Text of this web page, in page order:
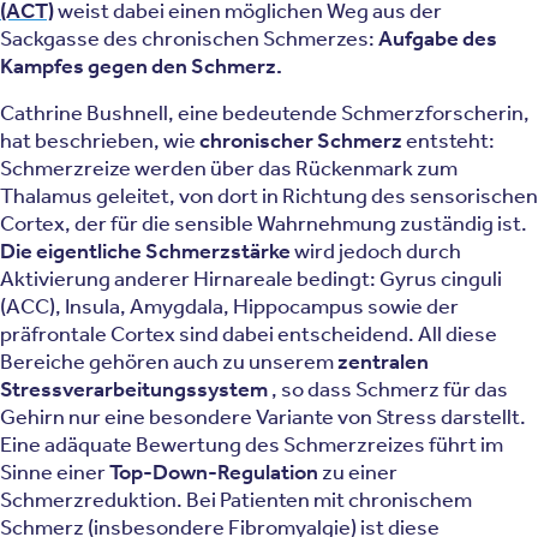
(ACT)weist dabei einen möglichen Weg aus der
Sackgasse des chronischen Schmerzes:Aufgabe des
Kampfes gegen den Schmerz.
Cathrine Bushnell, eine bedeutende Schmerzforscherin,
hat beschrieben, wiechronischer Schmerzentsteht:
Schmerzreize werden über das Rückenmark zum
Thalamus geleitet, von dort in Richtung des sensorischen
Cortex, der für die sensible Wahrnehmung zuständig ist.
Die eigentliche Schmerzstärkewird jedoch durch
Aktivierung anderer Hirnareale bedingt: Gyrus cinguli
(ACC), Insula, Amygdala, Hippocampus sowie der
präfrontale Cortex sind dabei entscheidend. All diese
Bereiche gehören auch zu unseremzentralen
Stressverarbeitungssystem, so dass Schmerz für das
Gehirn nur eine besondere Variante von Stress darstellt.
Eine adäquate Bewertung des Schmerzreizes führt im
Sinne einerTop-Down-Regulation zu einer
Schmerzreduktion. Bei Patienten mit chronischem
Schmerz (insbesondere Fibromyalgie) ist diese